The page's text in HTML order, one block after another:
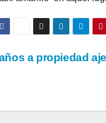
a propiedad